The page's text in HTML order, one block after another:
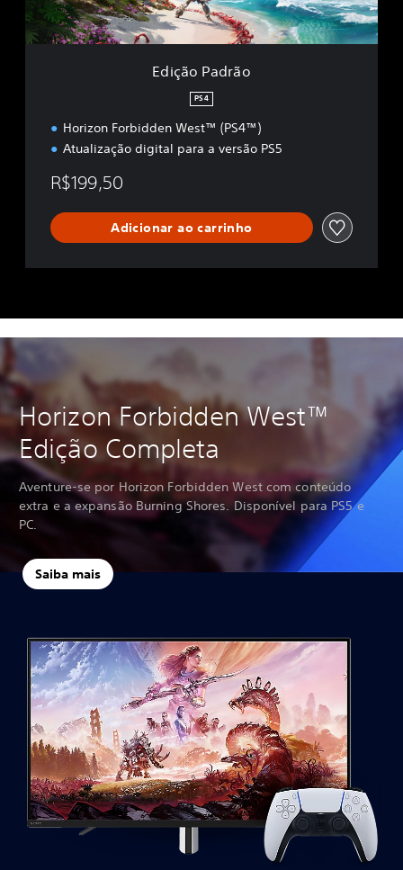
ã
o
Edição Padrão
PS4
Horizon Forbidden West™ (PS4™)
Atualização digital para a versão PS5
R$199,50
Adicionar ao carrinho
Horizon Forbidden West™
Edição Completa
Aventure-se por Horizon Forbidden West com conteúdo
extra e a expansão Burning Shores. Disponível para PS5 e
PC.
Saiba mais